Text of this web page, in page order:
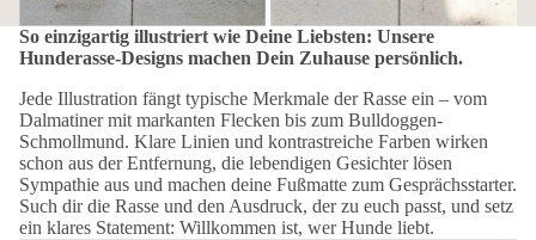
So einzigartig illustriert wie Deine Liebsten: Unsere
Hunderasse-Designs machen Dein Zuhause persönlich.
Jede Illustration fängt typische Merkmale der Rasse ein – vom
Dalmatiner mit markanten Flecken bis zum Bulldoggen-
Schmollmund. Klare Linien und kontrastreiche Farben wirken
schon aus der Entfernung, die lebendigen Gesichter lösen
Sympathie aus und machen deine Fußmatte zum Gesprächsstarter.
Such dir die Rasse und den Ausdruck, der zu euch passt, und setz
ein klares Statement: Willkommen ist, wer Hunde liebt.